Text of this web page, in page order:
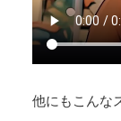
他にもこんな